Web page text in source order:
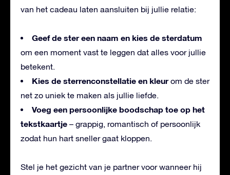
van het cadeau laten aansluiten bij jullie relatie:
Geef de ster een naam en kies de sterdatum
om een moment vast te leggen dat alles voor jullie
betekent.
Kies de sterrenconstellatie en kleurom de ster
net zo uniek te maken als jullie liefde.
Voeg een persoonlijke boodschap toe op het
tekstkaartje – grappig, romantisch of persoonlijk
zodat hun hart sneller gaat kloppen.
Stel je het gezicht van je partner voor wanneer hij